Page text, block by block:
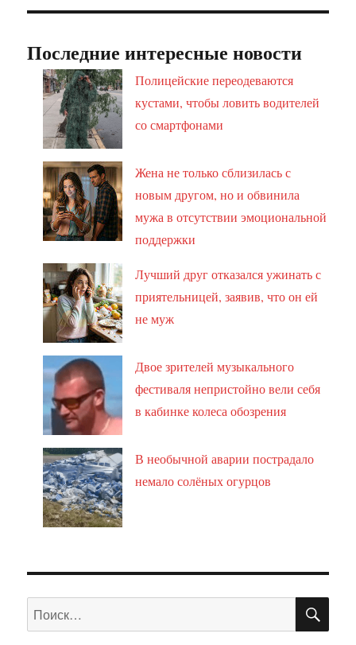
Последние интересные новости
Полицейские переодеваются
кустами, чтобы ловить водителей
со смартфонами
Жена не только сблизилась с
новым другом, но и обвинила
мужа в отсутствии эмоциональной
поддержки
Лучший друг отказался ужинать с
приятельницей, заявив, что он ей
не муж
Двое зрителей музыкального
фестиваля непристойно вели себя
в кабинке колеса обозрения
В необычной аварии пострадало
немало солёных огурцов
Искать: